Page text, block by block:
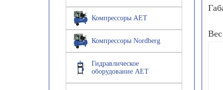
Компрессоры AET
Компрессоры Nordberg
Гидравлическое
оборудование AET